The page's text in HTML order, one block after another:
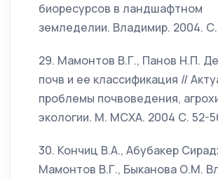
биоресурсов в ландшафтном
земледелии. Владимир. 2004. С.
29. Мамонтов В.Г., Панов Н.П.
почв и ее классификация //
проблемы почвоведения,
экологии. М. МСХА. 2004 С. 52-
30. Кончиц В.А., Абубакер
Мамонтов В.Г., Быканова О.М.